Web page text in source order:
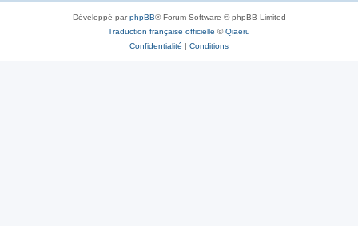
Développé parphpBB® Forum Software © phpBB Limited
Traduction française officielle ©Qiaeru
Confidentialité | Conditions